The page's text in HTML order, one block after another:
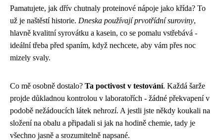
Pamatujete, jak dřív chutnaly proteinové nápoje jako křída? To
už je naštěstí historie. Dneska používají prvotřídní suroviny,
hlavně kvalitní syrovátku a kasein, co se pomalu vstřebává -
ideální třeba před spaním, když nechcete, aby vám přes noc
mizely svaly.
Co mě osobně dostalo? Ta poctivost v testování. Každá šarže
projde důkladnou kontrolou v laboratořích - žádné překvapení v
podobě nežádoucích látek nehrozí. A jestli jste někdy koukali na
složení na obalu a připadali si jak na hodině chemie, tady je
všechno jasně a srozumitelně napsané.